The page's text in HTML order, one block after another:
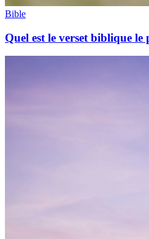
Bible
Quel est le verset biblique